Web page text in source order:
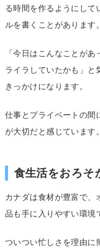
る時間を作る よう にして
ルを書く こと があり ます。
「今日は こんなこと があ
ライラ し ていたかも」 と
きっかけになり ます。
仕事と プライベート の間
が大切だと感じてい ます。
食生活をおろそ
カナダは食材が豊富 で、
品 も手に 入り やすい環境
ついつい忙し さ を理由に